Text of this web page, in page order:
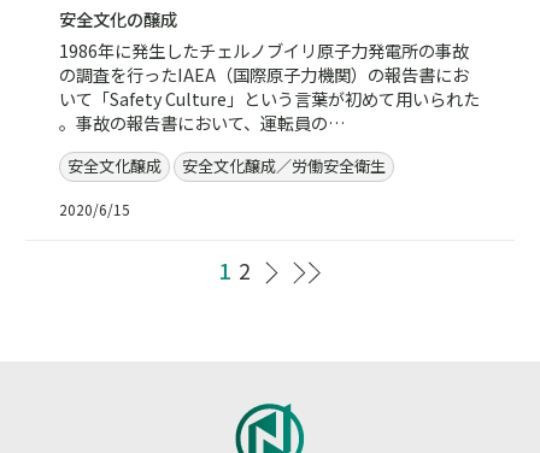
安全文化の醸成
1986年に発生したチェルノブイリ原子力発電所の事故
の調査を行ったIAEA（国際原子力機関）の報告書にお
いて「Safety Culture」という言葉が初めて用いられた
。事故の報告書において、運転員の…
安全文化醸成 安全文化醸成／労働安全衛生
2020/6/15
1 2